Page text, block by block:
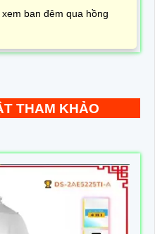
ban đêm qua hồng
THAM KHẢO